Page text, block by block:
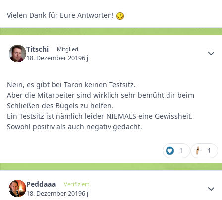
Vielen Dank für Eure Antworten!
Titschi Mitglied
18. Dezember 20196 j
Nein, es gibt bei Taron keinen Testsitz.
Aber die Mitarbeiter sind wirklich sehr bemüht dir beim
Schließen des Bügels zu helfen.
Ein Testsitz ist nämlich leider NIEMALS eine Gewissheit.
Sowohl positiv als auch negativ gedacht.
1 1
Peddaaa Verifiziert
18. Dezember 20196 j